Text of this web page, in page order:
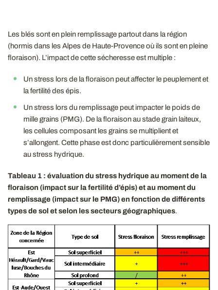
Les blés sont en plein remplissage partout dans la région
(hormis dans les Alpes de Haute-Provence où ils sont en pleine
floraison). L’impact de cette sécheresse est multiple :
Un stress lors de la floraison peut affecter le peuplement et
la fertilité des épis.
Un stress lors du remplissage peut impacter le poids de
mille grains (PMG). De la floraison au stade grain laiteux,
les cellules composant les grains se multiplient et
s’allongent. Cette phase est donc particulièrement sensible
au stress hydrique.
Tableau 1 : évaluation du stress hydrique au moment de la
floraison (impact sur la fertilité d’épis) et au moment du
remplissage (impact sur le PMG) en fonction de différents
types de sol et selon les secteurs géographiques.